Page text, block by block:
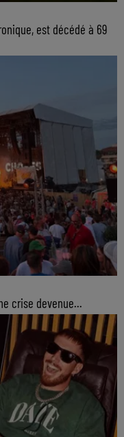
est décédé à 69
crise devenue...